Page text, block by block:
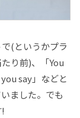
(というかプラ
り前)、「You
say」などと
ました。でも